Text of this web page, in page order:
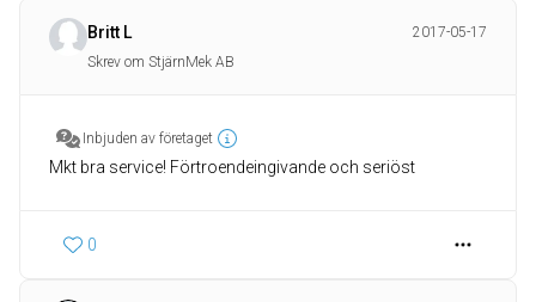
Britt L
2017-05-17
Skrev om StjärnMek AB
Inbjuden av företaget
Mkt bra service! Förtroendeingivande och seriöst
0